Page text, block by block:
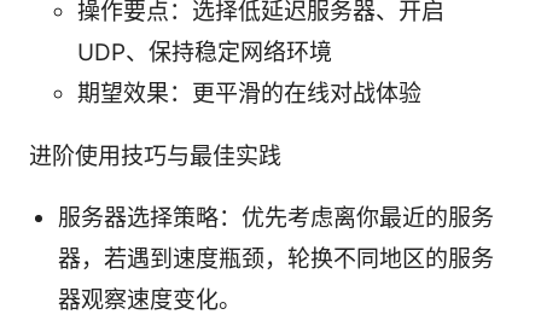
操作要点：选择低延迟服务器、开启
UDP、保持稳定网络环境
期望效果：更平滑的在线对战体验
进阶使用技巧与最佳实践
服务器选择策略：优先考虑离你最近的服务
器，若遇到速度瓶颈，轮换不同地区的服务
器观察速度变化。